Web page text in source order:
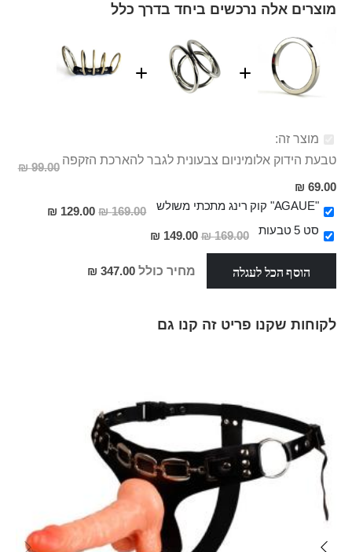
מוצרים אלה נרכשים ביחד בדרך כלל
מוצר זה:
טבעת הידוק אלומיניום צבעונית לגבר להארכת הזקפה
99.00 ₪
מחיר
מבצע
69.00 ₪
"AGAUE" קוק רינג מתכתי משולש
169.00 ₪
מחיר
129.00 ₪
סט 5 טבעות
169.00 ₪
מחיר
149.00 ₪
הוסף הכל לעגלה מחיר כולל 347.00 ₪
לקוחות שקנו פריט זה קנו גם